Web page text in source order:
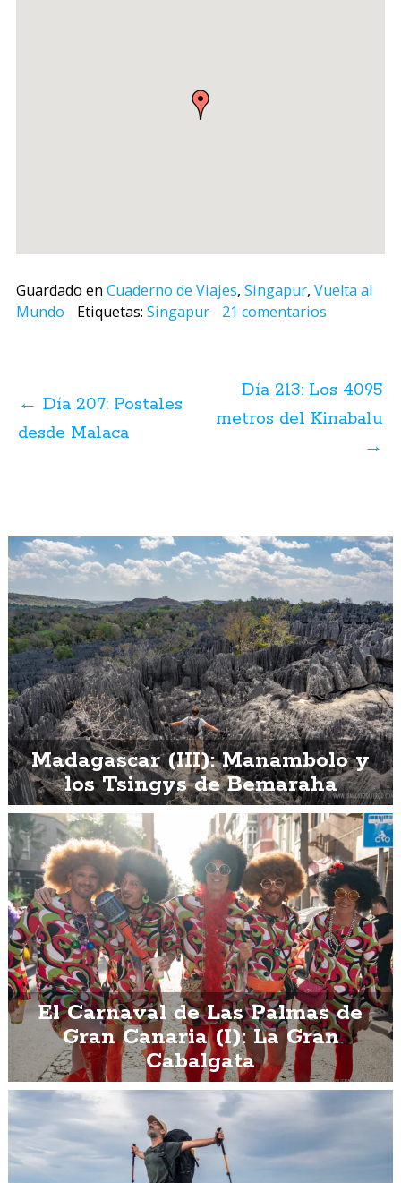
Guardado en Cuaderno de Viajes, Singapur, Vuelta al
Mundo
Etiquetas: Singapur 21 comentarios
posts
← Día 207: Postales
desde Malaca
Día 213: Los 4095
metros del Kinabalu
→
Madagascar (III): Manambolo y
los Tsingys de Bemaraha
El Carnaval de Las Palmas de
Gran Canaria (I): La Gran
Cabalgata